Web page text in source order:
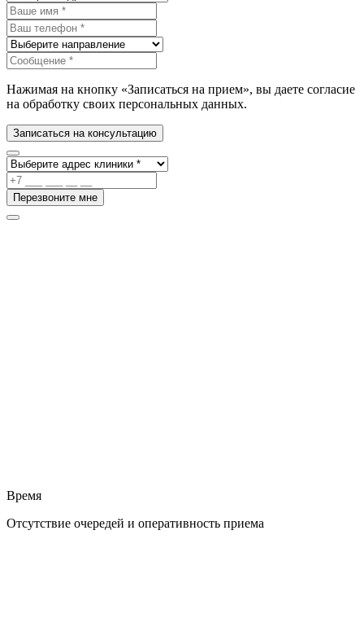
Нажимая на кнопку «Записаться на прием», вы даете согласие
на обработку своих персональных данных.
Записаться на консультацию
Перезвоните мне
Время
Отсутствие очередей и оперативность приема